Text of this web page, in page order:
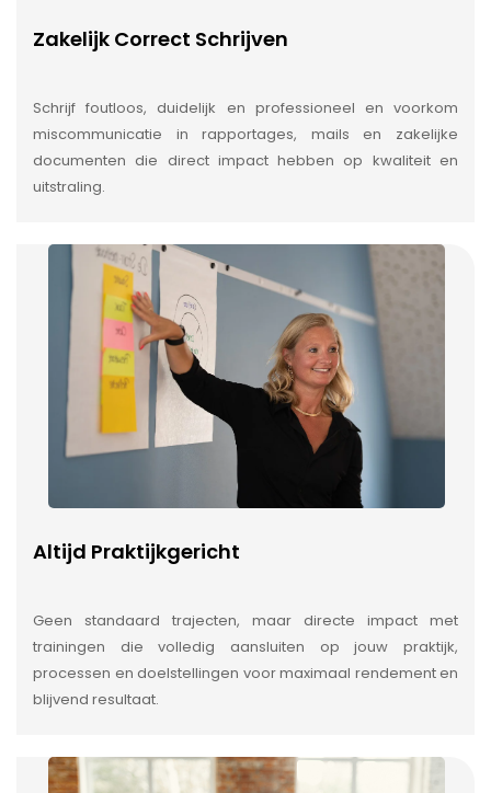
Zakelijk Correct Schrijven
Schrijf foutloos, duidelijk en professioneel en voorkom
miscommunicatie in rapportages, mails en zakelijke
documenten die direct impact hebben op kwaliteit en
uitstraling.
Altijd Praktijkgericht
Geen standaard trajecten, maar directe impact met
trainingen die volledig aansluiten op jouw praktijk,
processen en doelstellingen voor maximaal rendement en
blijvend resultaat.